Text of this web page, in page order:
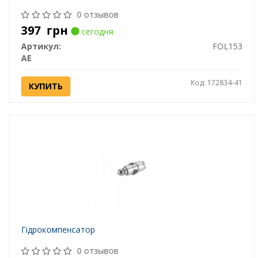
0 отзывов
397 грн
сегодня
Артикул:
FOL153
AE
КУПИТЬ Код: 172834-41
Гідрокомпенсатор
0 отзывов